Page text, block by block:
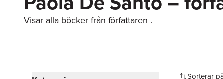
Visar alla böcker från författaren .
Sorterar